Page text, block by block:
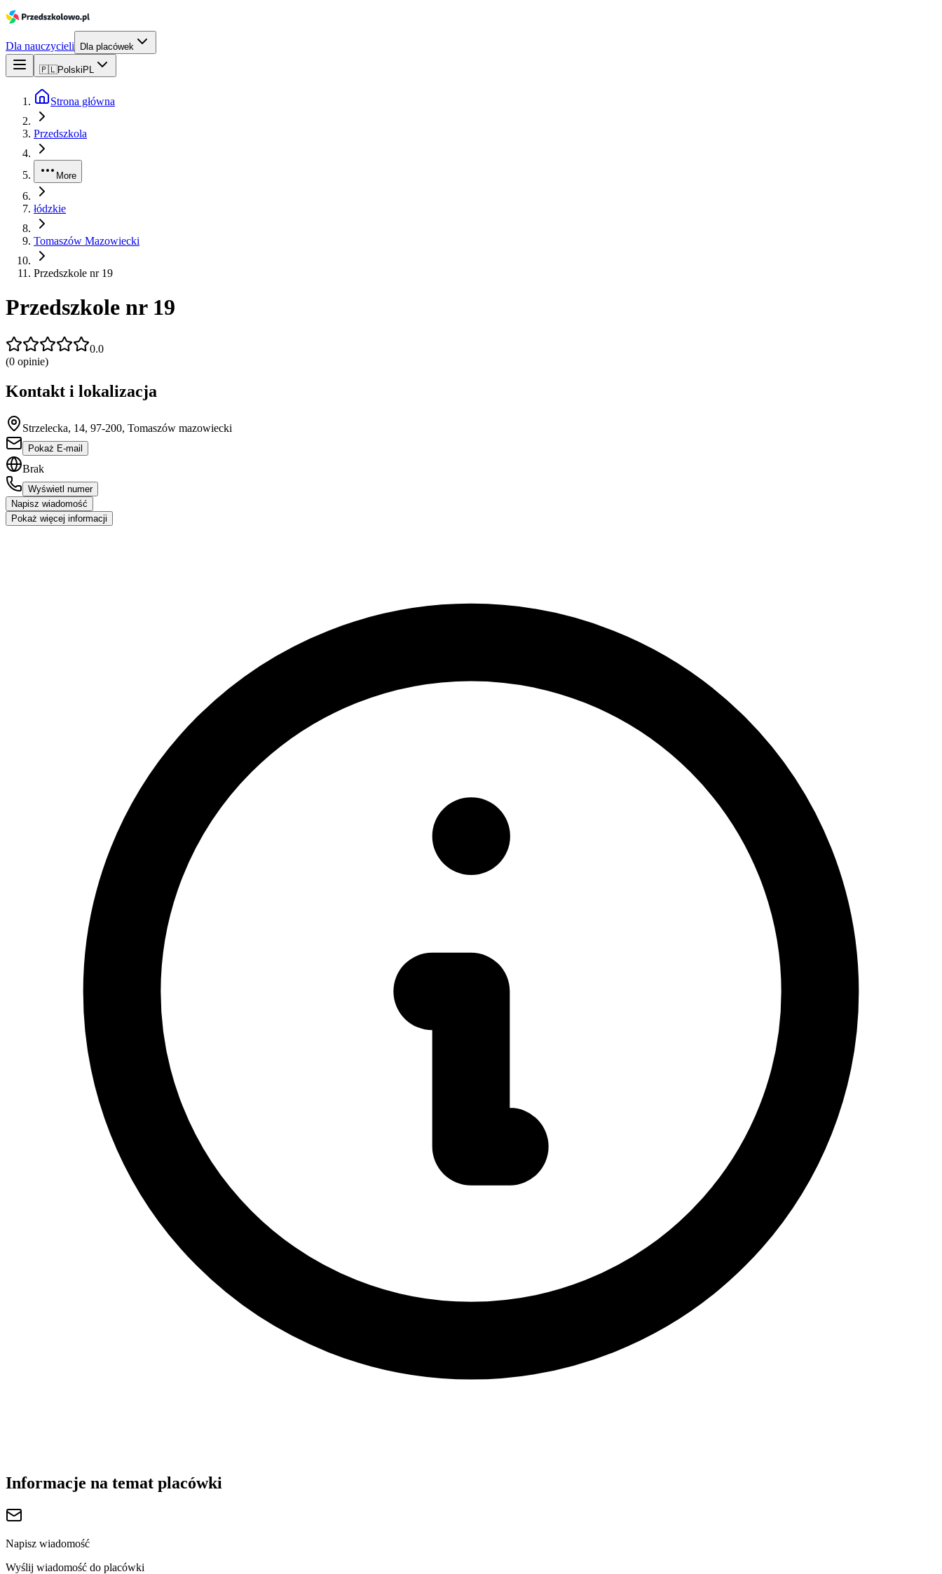
Dla nauczycieli Dla placówek
🇵🇱Polski PL
Strona główna
Przedszkola
More
łódzkie
Tomaszów Mazowiecki
Przedszkole nr 19
Przedszkole nr 19
0.0
(0 opinie)
Kontakt i lokalizacja
Strzelecka, 14, 97-200, Tomaszów mazowiecki
Pokaż E-mail
Brak
Wyświetl numer
Napisz wiadomość
Pokaż więcej informacji
Informacje na temat placówki
Napisz wiadomość
Wyślij wiadomość do placówki